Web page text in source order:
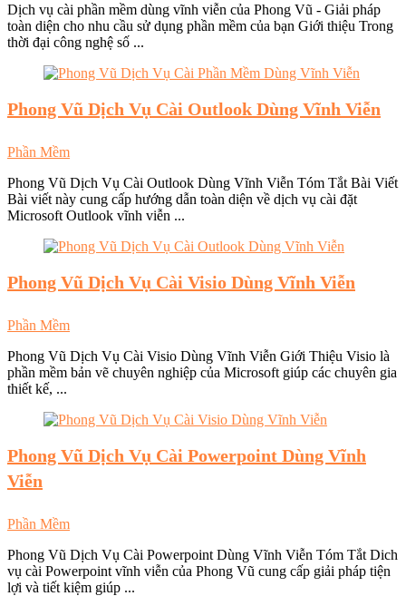
Dịch vụ cài phần mềm dùng vĩnh viễn của Phong Vũ - Giải pháp
toàn diện cho nhu cầu sử dụng phần mềm của bạn Giới thiệu Trong
thời đại công nghệ số ...
Phong Vũ Dịch Vụ Cài Outlook Dùng Vĩnh Viễn
Phần Mềm
Phong Vũ Dịch Vụ Cài Outlook Dùng Vĩnh Viễn Tóm Tắt Bài Viết
Bài viết này cung cấp hướng dẫn toàn diện về dịch vụ cài đặt
Microsoft Outlook vĩnh viễn ...
Phong Vũ Dịch Vụ Cài Visio Dùng Vĩnh Viễn
Phần Mềm
Phong Vũ Dịch Vụ Cài Visio Dùng Vĩnh Viễn Giới Thiệu Visio là
phần mềm bản vẽ chuyên nghiệp của Microsoft giúp các chuyên gia
thiết kế, ...
Phong Vũ Dịch Vụ Cài Powerpoint Dùng Vĩnh
Viễn
Phần Mềm
Phong Vũ Dịch Vụ Cài Powerpoint Dùng Vĩnh Viễn Tóm Tắt Dich
vụ cài Powerpoint vĩnh viễn của Phong Vũ cung cấp giải pháp tiện
lợi và tiết kiệm giúp ...